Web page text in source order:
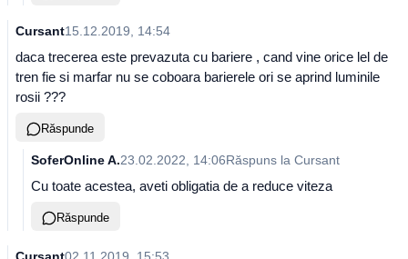
Cursant15.12.2019, 14:54
daca trecerea este prevazuta cu bariere , cand vine orice lel de
tren fie si marfar nu se coboara barierele ori se aprind luminile
rosii ???
Răspunde
SoferOnline A.23.02.2022, 14:06Răspuns la Cursant
Cu toate acestea, aveti obligatia de a reduce viteza
Răspunde